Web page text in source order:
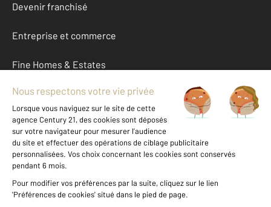
Devenir franchisé
Entreprise et commerce
Fine Homes & Estates
À propos
International
Nous contacter